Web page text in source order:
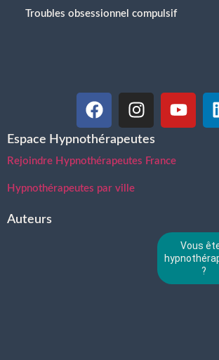
Troubles obsessionnel compulsif
Espace Hypnothérapeutes
Rejoindre Hypnothérapeutes France
Hypnothérapeutes par ville
Auteurs
Vous
?